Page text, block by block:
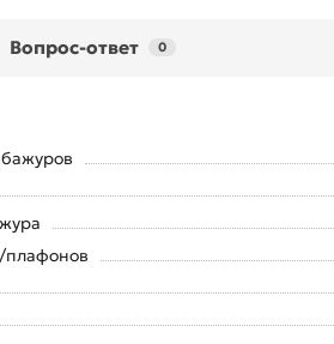
Вопрос-ответ 0
плафонов